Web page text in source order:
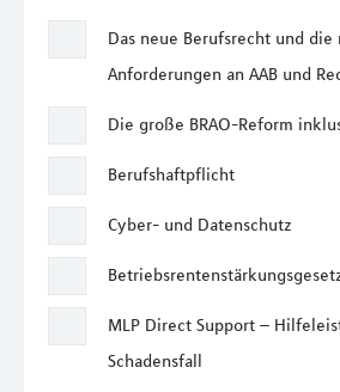
Das neue Berufsrecht und die
Anforderungen an AAB und
Die große BRAO-Reform
Berufshaftpflicht
Cyber- und Datenschutz
MLP Direct Support –
Schadensfall